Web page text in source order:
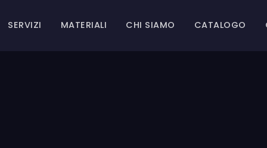
SERVIZI MATERIALI CHI SIAMO CATALOGO